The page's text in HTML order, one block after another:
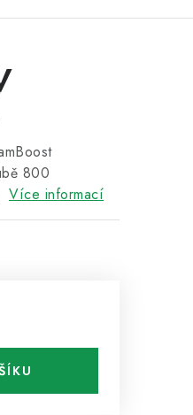
800
Více informací